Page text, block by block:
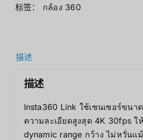
标签： กล้อง 360
描述
描述
Insta360 Link ใช้เซนเซอร์ขนา
ความละเอียดสูงสุด 4K 30fps
dynamic range กว้าง ไม่หวั่นแ